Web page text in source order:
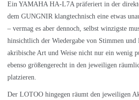
Ein YAMAHA HA-L7Apräferiert in der
dem GUNGNIR klangtechnisch eine etwas
– vermag es aber dennoch, selbst winzigste
hinsichtlich der Wiedergabe von Stimmen und
akribische Art und Weise nicht nur ein wenig
ebenso größengerecht in den jeweiligen
platzieren.
Der LOTOO hingegen räumt den jeweiligen